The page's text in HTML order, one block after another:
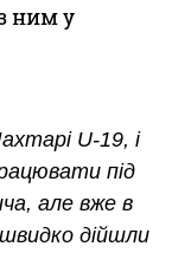
ним у
U-19, і
під
але вже в
дійшли